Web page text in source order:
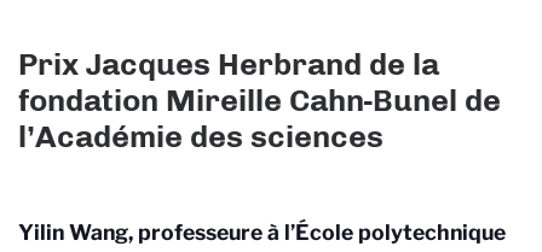
Prix Jacques Herbrand de la
fondation Mireille Cahn-Bunel de
l’Académie des sciences
Yilin Wang, professeure à l’École polytechnique